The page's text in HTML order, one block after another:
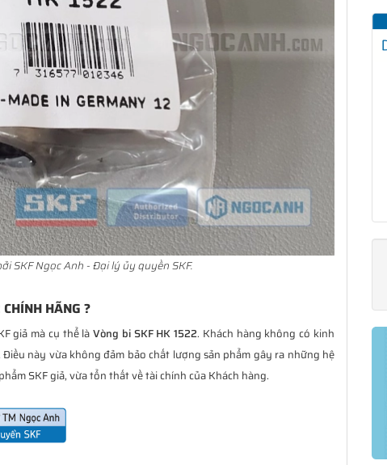
SKF Ngọc Anh - Đại lý ủy quyền SKF.
HÃNG ?
giả mà cụ thể làVòng bi SKF HK 1522. Khách hàng không có kinh
này vừa không đảm bảo chất lượng sản phẩm gây ra những hệ
SKF giả, vừa tổn thất về tài chính của Khách hàng.